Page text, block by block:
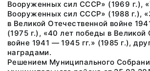
Вооруженных сил СССР» (1969 г.),
Вооруженных сил СССР» (1988 г.),
в Великой Отечественной войне
(1975 г.), «40 лет победы в Великой
войне 1941 — 1945 гг.» (1985 г.),
наградами.
Решением Муниципального